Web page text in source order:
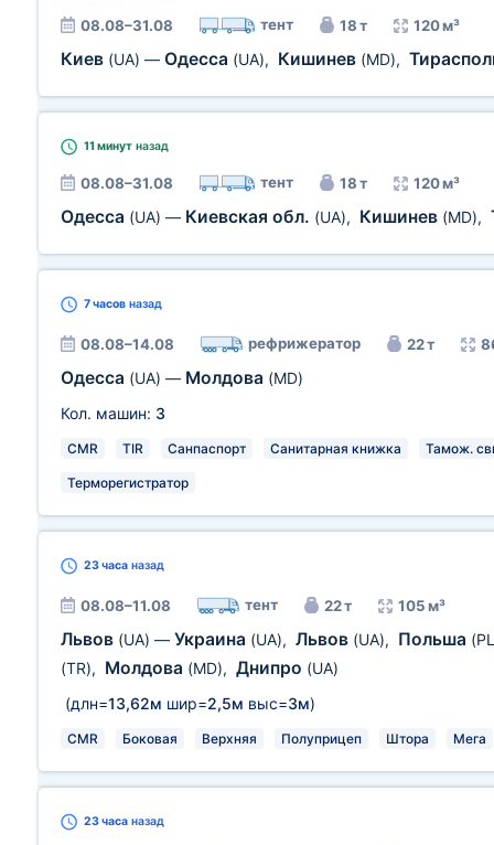
08.08–31.08 тент 18 т 120 м³
Киев (UA) — Одесса (UA), Кишинев (MD),
11 минут назад
08.08–31.08 тент 18 т 120 м³
Одесса (UA) — Киевская обл. (UA), Кишинев (MD),
7 часов назад
08.08–14.08 рефрижератор 22 т
Одесса (UA) — Молдова (MD)
Кол. машин: 3
CMR TIR Санпаспорт Санитарная книжка Тамож.
Терморегистратор
23 часа назад
08.08–11.08 тент 22 т 105 м³
Львов (UA) — Украина (UA), Львов (UA), Польша
(TR), Молдова (MD), Днипро (UA)
(длн=13,62м шир=2,5м выс=3м)
CMR Боковая Верхняя Полуприцеп Штора Мега
23 часа назад